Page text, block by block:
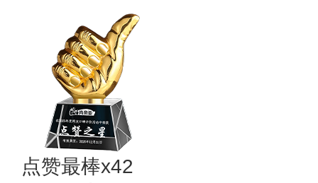
点赞最棒x42